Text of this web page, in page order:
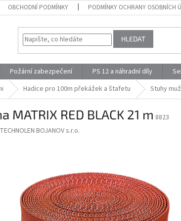
OBCHODNÍ PODMÍNKY PODMÍNKY OCHRANY OSOBNÍCH
HLEDAT
Požární zabezpečení PS 12 a náhradní díly
Hadice pro 100m překážek a štafetu Stuhy
MATRIX RED BLACK 21 m 8823
TECHNOLEN BOJANOV s.r.o.